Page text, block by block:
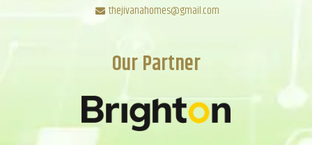
thejivanahomes@gmail.com
Our Partner